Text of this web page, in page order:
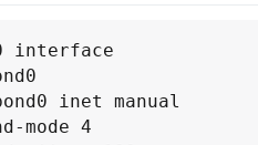
interface
inet manual